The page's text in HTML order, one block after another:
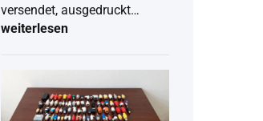
versendet, ausgedruckt…
Digitale
Schritt
Anleitung
weiterlesen